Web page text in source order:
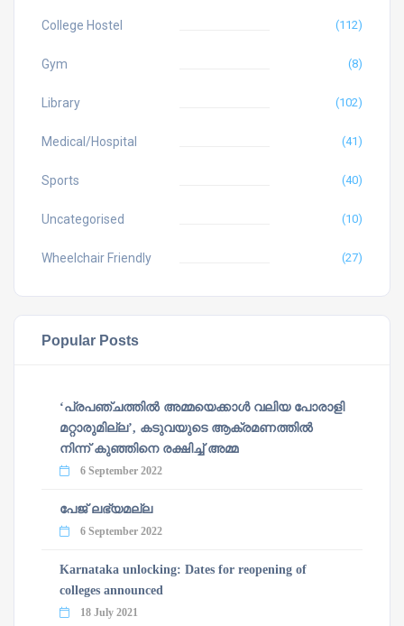
College Hostel (112)
Gym (8)
Library (102)
Medical/Hospital (41)
Sports (40)
Uncategorised (10)
Wheelchair Friendly (27)
Popular Posts
‘പ്രപഞ്ചത്തില്‍ അമ്മയെക്കാള്‍ വലിയ പോരാളി
മറ്റാരുമില്ല’, കടുവയുടെ ആക്രമണത്തില്‍
നിന്ന് കുഞ്ഞിനെ രക്ഷിച്ച് അമ്മ
6 September 2022
പേജ് ലഭ്യമല്ല
6 September 2022
Karnataka unlocking: Dates for reopening of
colleges announced
18 July 2021